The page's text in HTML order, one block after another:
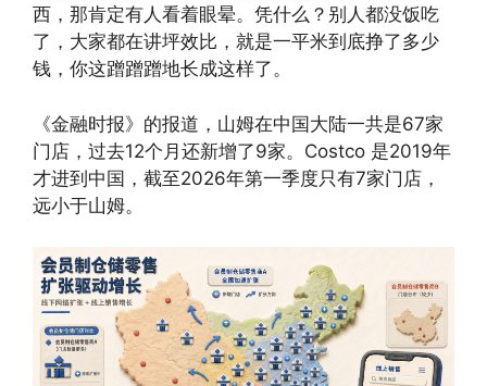
西，那肯定有人看着眼晕。凭什么？别人都没饭吃
了，大家都在讲坪效比，就是一平米到底挣了多少
钱，你这蹭蹭蹭地长成这样了。
《金融时报》的报道，山姆在中国大陆一共是67家
门店，过去12个月还新增了9家。Costco 是2019年
才进到中国，截至2026年第一季度只有7家门店，
远小于山姆。